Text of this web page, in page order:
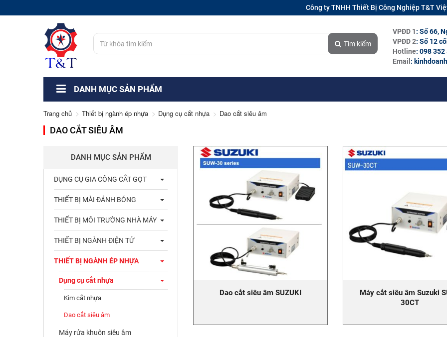
Công ty TNHH Thiết Bị Công Nghiệp T&T
Tìm kiếm
VPĐD 1: Số 66,
VPĐD 2: Số 12
Hotline: 098
Email :
DANH MỤC SẢN PHẨM
Trang chủ Thiết bị ngành ép nhựa Dụng cụ cắt nhựa Dao cắt siêu âm
DAO CẮT SIÊU ÂM
DANH MỤC SẢN PHẨM
DỤNG CỤ GIA CÔNG CẮT GỌT
THIẾT BỊ MÀI ĐÁNH BÓNG
THIẾT BỊ MÔI TRƯỜNG NHÀ MÁY
THIẾT BỊ NGÀNH ĐIỆN TỬ
THIẾT BỊ NGÀNH ÉP NHỰA
Dụng cụ cắt nhựa
Kìm cắt nhựa
Dao cắt siêu âm
Máy rửa khuôn siêu âm
Dao cắt siêu âm SUZUKI
Máy cắt siêu âm Suzuki
30CT